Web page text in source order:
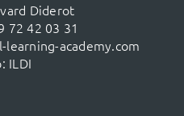
Diderot
72 42 03 31
learning-academy.com
ILDI